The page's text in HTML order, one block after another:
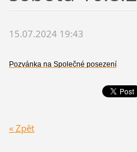
15.07.2024 19:43
Pozvánka na Společné posezení
« Zpět